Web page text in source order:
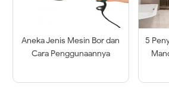
Aneka Jenis Mesin Bor dan
Cara Penggunaannya
5